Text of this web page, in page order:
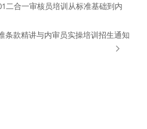
二合一审核员培训从标准基础到内
条款精讲与内审员实操培训招生通知